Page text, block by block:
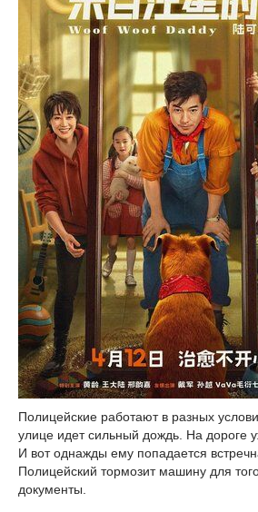
Полицейские работают в разных
улице идет сильный дождь. На дороге
И вот однажды ему попадается
Полицейский тормозит машину для
документы.